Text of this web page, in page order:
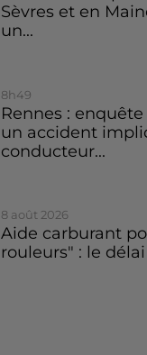
Sèvres et en
un...
8h49
Rennes :
un accident
conducteur...
8 août 2026
Aide carburant
rouleurs" : le